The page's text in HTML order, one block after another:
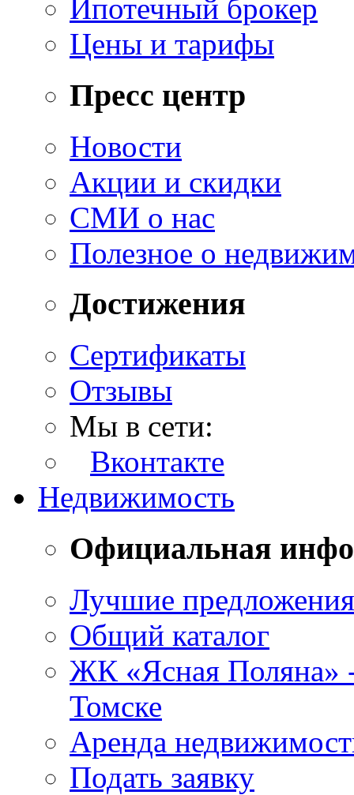
Ипотечный брокер
Цены и тарифы
Пресс центр
Новости
Акции и скидки
СМИ о нас
Полезное о
Достижения
Сертификаты
Отзывы
Мы в сети:
Вконтакте
Недвижимость
Официальная
Лучшие предложения
Общий каталог
ЖК «Ясная Поляна»
Томске
Аренда
Подать заявку